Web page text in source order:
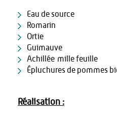
Eau de source
Romarin
Ortie
Guimauve
Achillée mille feuille
Épluchures de pommes
Réalisation :